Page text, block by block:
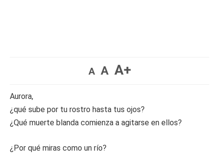
A A A+
Aurora,
¿qué sube por tu rostro hasta tus ojos?
¿Qué muerte blanda comienza a agitarse en ellos?
¿Por qué miras como un río?